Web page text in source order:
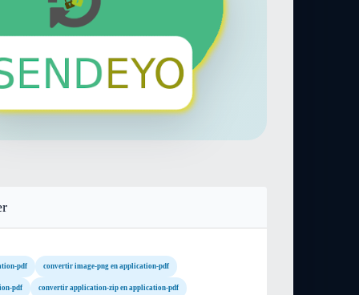
pdf convertir image-png en application-pdf
pdf convertir application-zip en application-pdf